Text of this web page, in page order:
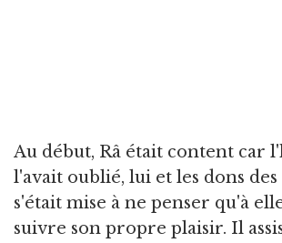
Au début, Râ était content car
l'avait oublié, lui et les dons
s'était mise à ne penser qu'à
suivre son propre plaisir. Il